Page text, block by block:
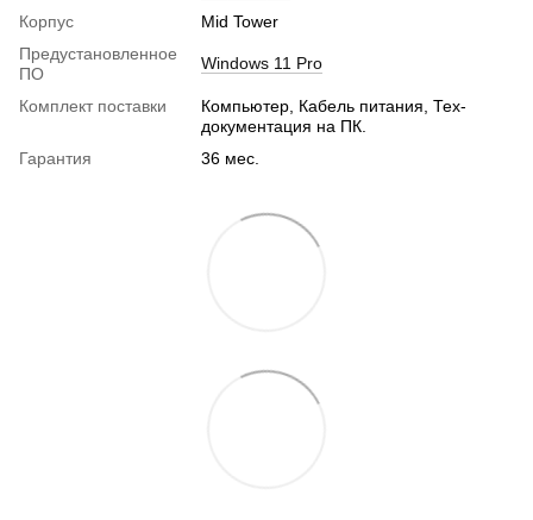
Корпус
Mid Tower
Предустановленное
ПО
Windows 11 Pro
Комплект поставки
Компьютер, Кабель питания, Тех-
документация на ПК.
Гарантия
36 мес.